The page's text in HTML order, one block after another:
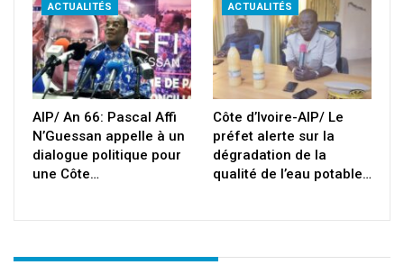
ACTUALITÉS
AIP/ An 66: Pascal Affi
N’Guessan appelle à un
dialogue politique pour
une Côte…
ACTUALITÉS
Côte d’Ivoire-AIP/ Le
préfet alerte sur la
dégradation de la
qualité de l’eau potable…